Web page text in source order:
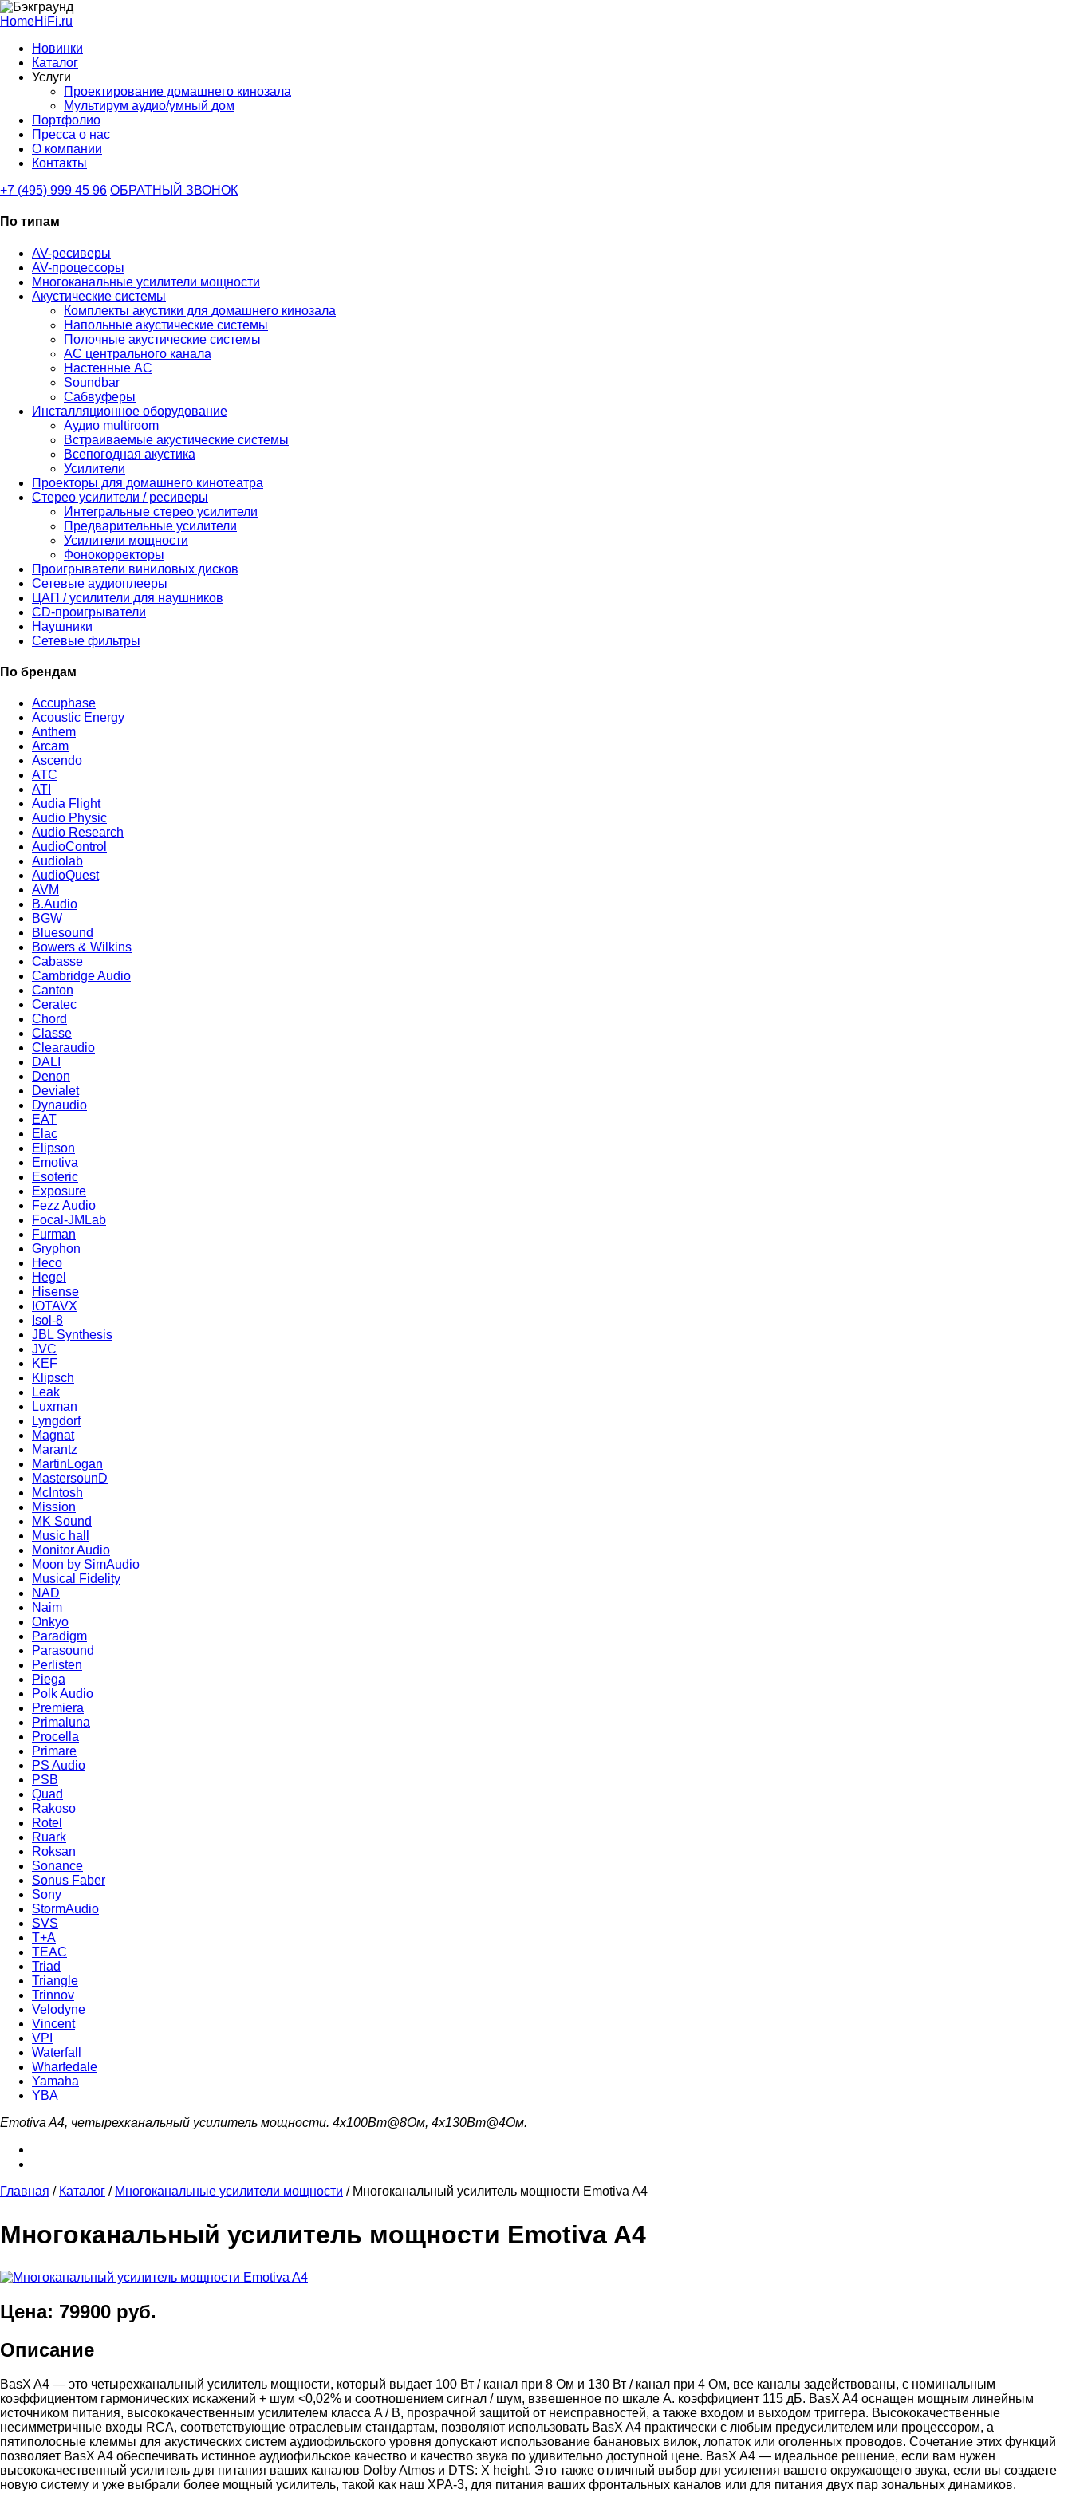
HomeHiFi.ru
Новинки
Каталог
Услуги
Проектирование домашнего кинозала
Мультирум аудио/умный дом
Портфолио
Пресса о нас
О компании
Контакты
+7 (495) 999 45 96 ОБРАТНЫЙ ЗВОНОК
По типам
AV-ресиверы
AV-процессоры
Многоканальные усилители мощности
Акустические системы
Комплекты акустики для домашнего кинозала
Напольные акустические системы
Полочные акустические системы
АС центрального канала
Настенные АС
Soundbar
Сабвуферы
Инсталляционное оборудование
Аудио multiroom
Встраиваемые акустические системы
Всепогодная акустика
Усилители
Проекторы для домашнего кинотеатра
Стерео усилители / ресиверы
Интегральные стерео усилители
Предварительные усилители
Усилители мощности
Фонокорректоры
Проигрыватели виниловых дисков
Сетевые аудиоплееры
ЦАП / усилители для наушников
CD-проигрыватели
Наушники
Сетевые фильтры
По брендам
Accuphase
Acoustic Energy
Anthem
Arcam
Ascendo
ATC
ATI
Audia Flight
Audio Physic
Audio Research
AudioControl
Audiolab
AudioQuest
AVM
B.Audio
BGW
Bluesound
Bowers & Wilkins
Cabasse
Cambridge Audio
Canton
Ceratec
Chord
Classe
Clearaudio
DALI
Denon
Devialet
Dynaudio
EAT
Elac
Elipson
Emotiva
Esoteric
Exposure
Fezz Audio
Focal-JMLab
Furman
Gryphon
Heco
Hegel
Hisense
IOTAVX
Isol-8
JBL Synthesis
JVC
KEF
Klipsch
Leak
Luxman
Lyngdorf
Magnat
Marantz
MartinLogan
MastersounD
McIntosh
Mission
MK Sound
Music hall
Monitor Audio
Moon by SimAudio
Musical Fidelity
NAD
Naim
Onkyo
Paradigm
Parasound
Perlisten
Piega
Polk Audio
Premiera
Primaluna
Procella
Primare
PS Audio
PSB
Quad
Rakoso
Rotel
Ruark
Roksan
Sonance
Sonus Faber
Sony
StormAudio
SVS
T+A
TEAC
Triad
Triangle
Trinnov
Velodyne
Vincent
VPI
Waterfall
Wharfedale
Yamaha
YBA
Emotiva A4, четырехканальный усилитель мощности. 4х100Вт@8Ом, 4х130Вт@4Ом.
Главная / Каталог / Многоканальные усилители мощности / Многоканальный усилитель мощности Emotiva A4
Многоканальный усилитель мощности Emotiva A4
Цена: 79900 руб.
Описание
BasX A4 — это четырехканальный усилитель мощности, который выдает 100 Вт / канал при 8 Ом и 130 Вт / канал при 4 Ом, все каналы задействованы, с номинальным
коэффициентом гармонических искажений + шум <0,02% и соотношением сигнал / шум, взвешенное по шкале А. коэффициент 115 дБ. BasX A4 оснащен мощным линейным
источником питания, высококачественным усилителем класса A / B, прозрачной защитой от неисправностей, а также входом и выходом триггера. Высококачественные
несимметричные входы RCA, соответствующие отраслевым стандартам, позволяют использовать BasX A4 практически с любым предусилителем или процессором, а
пятиполосные клеммы для акустических систем аудиофильского уровня допускают использование банановых вилок, лопаток или оголенных проводов. Сочетание этих функций
позволяет BasX A4 обеспечивать истинное аудиофильское качество и качество звука по удивительно доступной цене. BasX A4 — идеальное решение, если вам нужен
высококачественный усилитель для питания ваших каналов Dolby Atmos и DTS: X height. Это также отличный выбор для усиления вашего окружающего звука, если вы создаете
новую систему и уже выбрали более мощный усилитель, такой как наш XPA-3, для питания ваших фронтальных каналов или для питания двух пар зональных динамиков.